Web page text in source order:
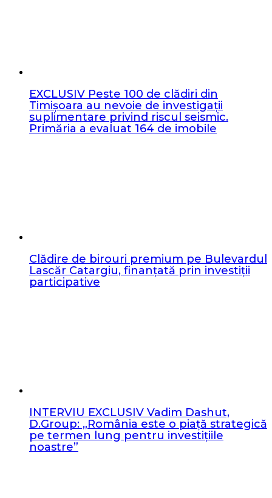
EXCLUSIV Peste 100 de clădiri din
Timișoara au nevoie de investigații
suplimentare privind riscul seismic.
Primăria a evaluat 164 de imobile
Clădire de birouri premium pe Bulevardul
Lascăr Catargiu, finanțată prin investiții
participative
INTERVIU EXCLUSIV Vadim Dashut,
D.Group: „România este o piață strategică
pe termen lung pentru investițiile
noastre”